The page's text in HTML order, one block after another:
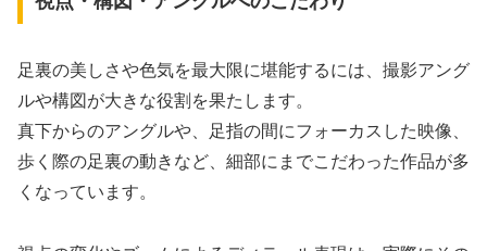
足裏の美しさや色気を最大限に堪能するには、撮影アング
ルや構図が大きな役割を果たします。
真下からのアングルや、足指の間にフォーカスした映像、
歩く際の足裏の動きなど、細部にまでこだわった作品が多
くなっています。